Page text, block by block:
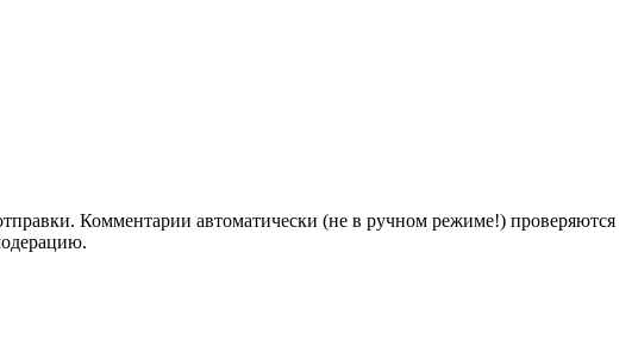
Комментарии автоматически (не в ручном режиме!) проверяются